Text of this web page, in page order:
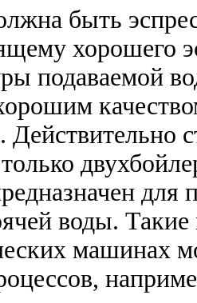
быть
хорошего
подаваемой
Действительно
для
воды.
машинах